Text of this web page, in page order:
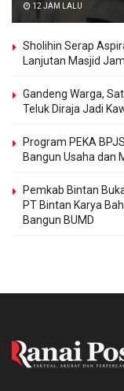
12 JAM LALU
Sholihin Serap
Lanjutan Masjid
Gandeng Warga,
Teluk Diraja Jadi
Program PEKA
Bangun Usaha dan
Pemkab Bintan
PT Bintan Karya
Bangun BUMD